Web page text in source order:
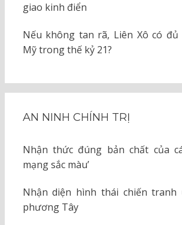
giao kinh điển
Nếu không tan rã, Liên Xô có đủ
Mỹ trong thế kỷ 21?
AN NINH CHÍNH TRỊ
Nhận thức đúng bản chất của
mạng sắc màu’
Nhận diện hình thái chiến tranh
phương Tây